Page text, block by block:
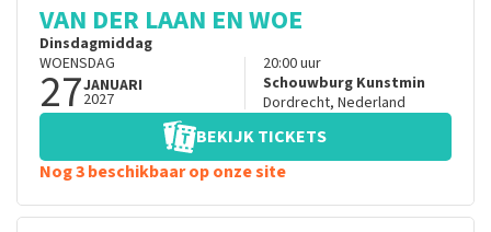
VAN DER LAAN EN WOE
Dinsdagmiddag
WOENSDAG
27JANUARI
2027
20:00uur
Schouwburg Kunstmin
Dordrecht, Nederland
BEKIJK TICKETS
Nog 3 beschikbaar op onze site